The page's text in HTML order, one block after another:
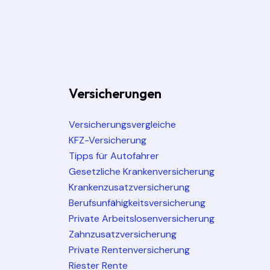
Versicherungen
Versicherungsvergleiche
KFZ-Versicherung
Tipps für Autofahrer
Gesetzliche Krankenversicherung
Krankenzusatzversicherung
Berufsunfähigkeitsversicherung
Private Arbeitslosenversicherung
Zahnzusatzversicherung
Private Rentenversicherung
Riester Rente